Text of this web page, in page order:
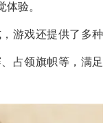
验。
游戏还提供了多种
占领旗帜等，满足